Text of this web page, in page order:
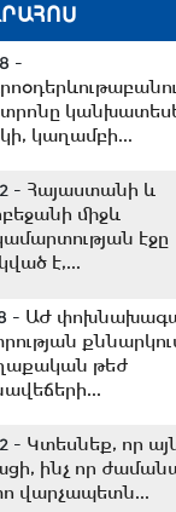
-
կաղամբի...
- Հայաստանի և
միջև
էջը
է,...
- ԱԺ
թեժ
- Կտեսնեք, որ
ինչ որ
վարչապետն...